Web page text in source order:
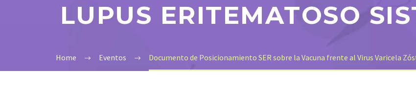
LUPUS ERITEMATOSO
Home Eventos Documento de Posicionamiento SER sobre la Vacuna frente al Virus Varicela